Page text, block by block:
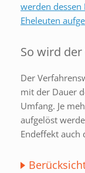
werden dessen
Eheleuten
So wird
Der
mit der Dauer
Umfang. Je
aufgelöst
Endeffekt auch